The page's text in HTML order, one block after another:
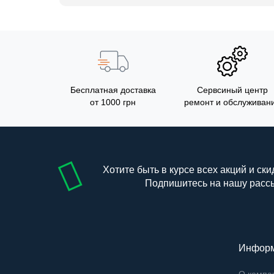
Бесплатная доставка
от 1000 грн
Сервсиный центр
ремонт и
Хотите быть в курсе всех акций и
Подпишитесь на нашу